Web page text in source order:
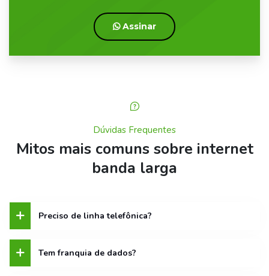
Assinar
Dúvidas Frequentes
Mitos mais comuns sobre internet
banda larga
Preciso de linha telefônica?
Tem franquia de dados?